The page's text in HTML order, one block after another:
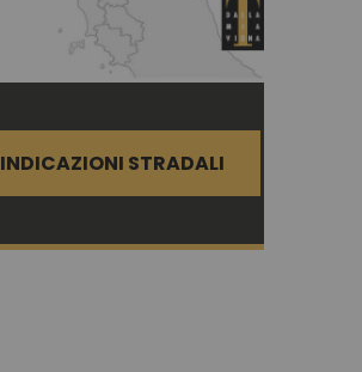
INDICAZIONI STRADALI